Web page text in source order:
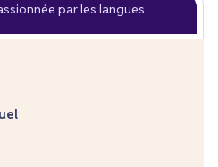
par les langues